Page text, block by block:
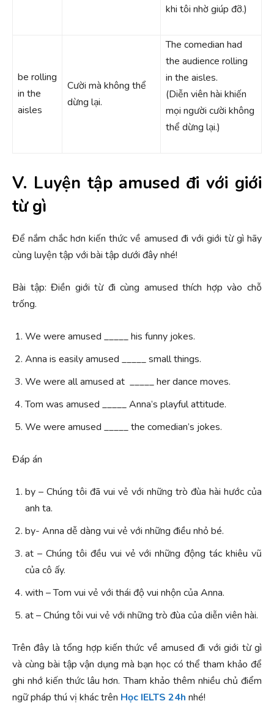
khi tôi nhờ giúp đỡ.)
be rolling
in the
aisles
Cười mà không thể
dừng lại.
The comedian had
the audience rolling
in the aisles.
(Diễn viên hài khiến
mọi người cười không
thể dừng lại.)
V. Luyện tập amused đi với giới
từ gì
Để nắm chắc hơn kiến thức về amused đi với giới từ gì hãy
cùng luyện tập với bài tập dưới đây nhé!
Bài tập: Điền giới từ đi cùng amused thích hợp vào chỗ
trống.
We were amused _____ his funny jokes.
Anna is easily amused _____ small things.
We were all amused at _____ her dance moves.
Tom was amused _____ Anna’s playful attitude.
We were amused _____ the comedian’s jokes.
Đáp án
by – Chúng tôi đã vui vẻ với những trò đùa hài hước của
anh ta.
by- Anna dễ dàng vui vẻ với những điều nhỏ bé.
at – Chúng tôi đều vui vẻ với những động tác khiêu vũ
của cô ấy.
with – Tom vui vẻ với thái độ vui nhộn của Anna.
at – Chúng tôi vui vẻ với những trò đùa của diễn viên hài.
Trên đây là tổng hợp kiến thức về amused đi với giới từ gì
và cùng bài tập vận dụng mà bạn học có thể tham khảo để
ghi nhớ kiến thức lâu hơn. Tham khảo thêm nhiều chủ điểm
ngữ pháp thú vị khác trên Học IELTS 24h nhé!